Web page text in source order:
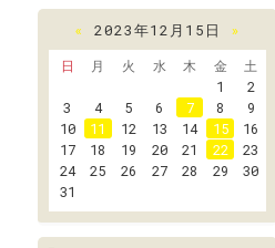
« 2023年12月15日
»
日
月 火 水 木 金
土
1
2
3
4 5 6 7 8
9
10
11 12 13 14 15
16
17
18 19 20 21 22
23
24
25 26 27 28 29
30
31